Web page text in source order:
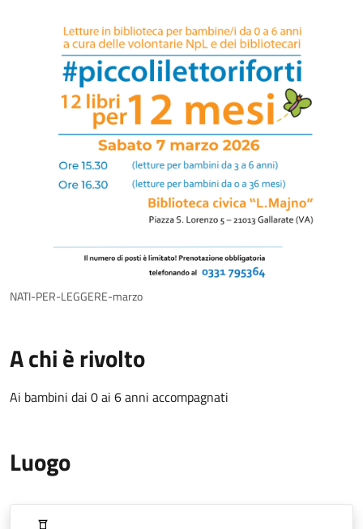
NATI-PER-LEGGERE-marzo
A chi è rivolto
Ai bambini dai 0 ai 6 anni accompagnati
Luogo